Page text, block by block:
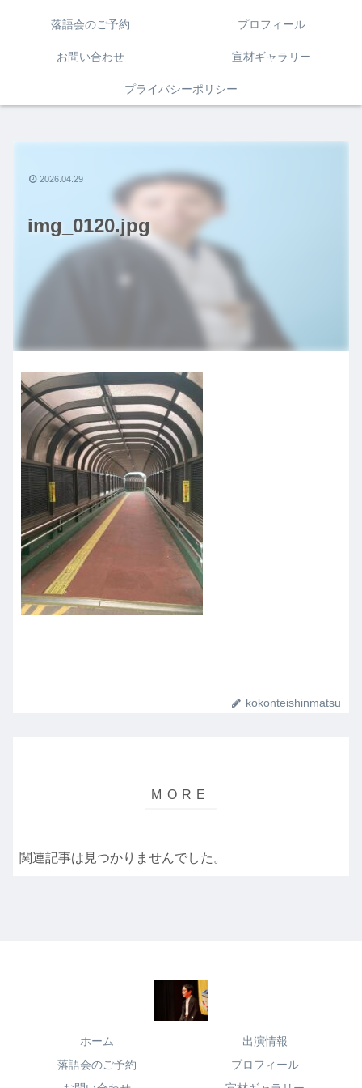
落語会のご予約 プロフィール
お問い合わせ 宣材ギャラリー
プライバシーポリシー
img_0120.jpg
2026.04.29
kokonteishinmatsu
関連記事は見つかりませんでした。
ホーム
出演情報
落語会のご予約
プロフィール